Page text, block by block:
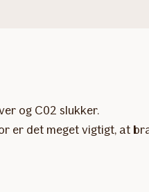
og C02 slukker.
er det meget vigtigt, at